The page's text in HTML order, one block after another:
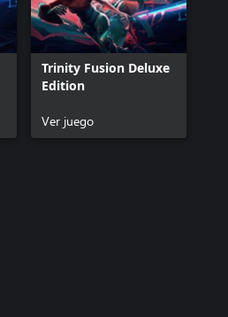
Trinity Fusion Deluxe
Edition
Ver juego